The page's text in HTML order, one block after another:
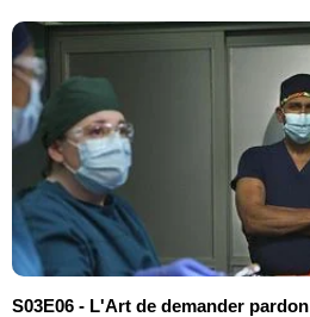
S03E06 - L'Art de demander pardon